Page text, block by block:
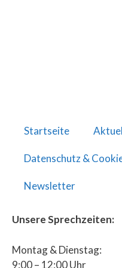
Startseite
Datenschutz &
Newsletter
Unsere Sprechzeiten:
Montag & Dienstag:
9:00 – 12:00 Uhr